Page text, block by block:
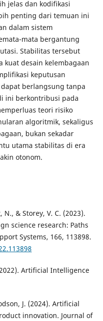
jelas dan kodifikasi
penting dari temuan ini
dalam sistem
mata bergantung
Stabilitas tersebut
kuat desain kelembagaan
keputusan
berlangsung tanpa
ini berkontribusi pada
teori risiko
algoritmik, sekaligus
bukan sekadar
utama stabilitas di era
otonom.
N., & Storey, V. C. (2023).
science research: Paths
Systems, 166, 113898.
Artificial Intelligence
J. (2024). Artificial
innovation. Journal of